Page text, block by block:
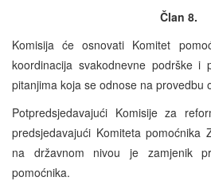
Član 8.
Komisija će osnovati Komitet
koordinacija svakodnevne podrške i
pitanjima koja se odnose na provedbu
Potpredsjedavajući Komisije za
predsjedavajući Komiteta pomoćnika
na državnom nivou je zamjenik
pomoćnika.